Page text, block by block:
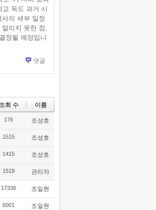
독도 과거 시
의 세부 일정
리지 못한 점,
정될 예정입니
댓글
조회 수 이름
176 조성호
1515 조성호
1415 조성호
1519 관리자
17336 조일현
6001 조일현